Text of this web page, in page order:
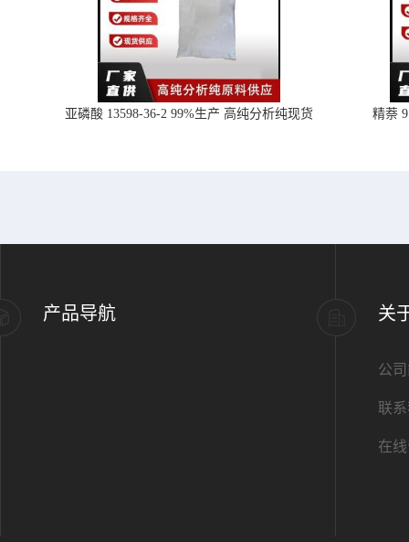
亚磷酸 13598-36-2 99%生产 高纯分析纯现货 精萘
产品导航 关
公
联
在